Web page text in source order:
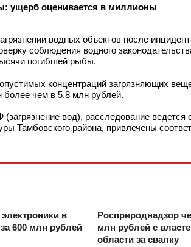
ущерб оценивается в миллионы
водных объектов после
соблюдения водного
погибшей рыбы.
концентраций загрязняющих
более чем в 5,8 млн рублей.
вод), расследование ведется
Тамбовского района, привлечены
в
600 млн рублей
Росприроднадзор
млн рублей с
области за свалку